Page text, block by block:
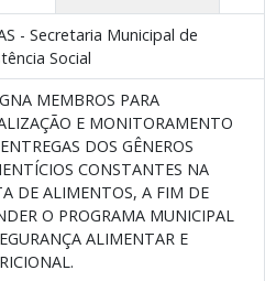
- Secretaria Municipal de
Social
MEMBROS PARA
E MONITORAMENTO
DOS GÊNEROS
CONSTANTES NA
DE ALIMENTOS, A FIM DE
O PROGRAMA MUNICIPAL
ALIMENTAR E